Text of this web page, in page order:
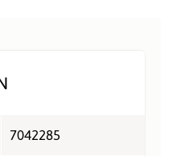
7042285